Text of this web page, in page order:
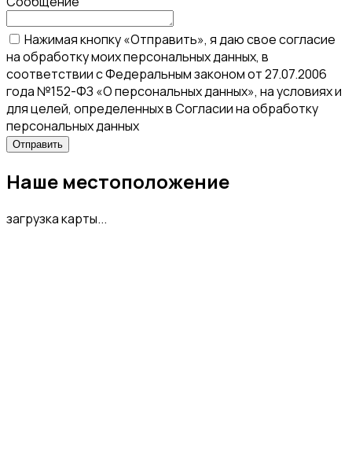
Нажимая кнопку «Отправить», я даю свое согласие
на обработку моих персональных данных, в
соответствии с Федеральным законом от 27.07.2006
года №152-ФЗ «О персональных данных», на условиях и
для целей, определенных в Согласии на обработку
персональных данных
Наше местоположение
загрузка карты...